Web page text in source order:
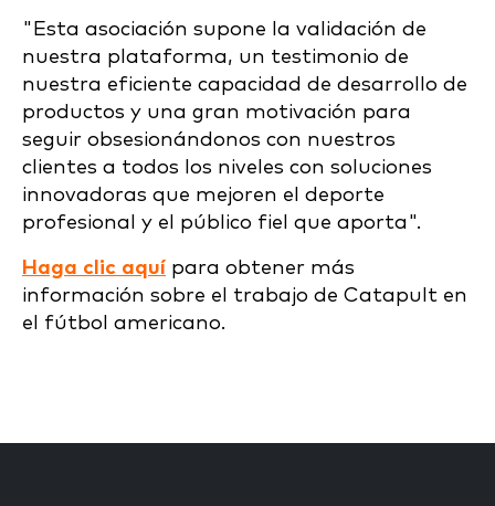
"Esta asociación supone la validación de
nuestra plataforma, un testimonio de
nuestra eficiente capacidad de desarrollo de
productos y una gran motivación para
seguir obsesionándonos con nuestros
clientes a todos los niveles con soluciones
innovadoras que mejoren el deporte
profesional y el público fiel que aporta".
Haga clic aquí para obtener más
información sobre el trabajo de Catapult en
el fútbol americano.